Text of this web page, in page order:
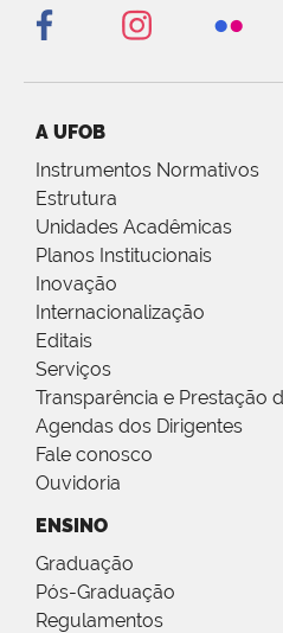
A UFOB
Instrumentos Normativos
Estrutura
Unidades Acadêmicas
Planos Institucionais
Inovação
Internacionalização
Editais
Serviços
Transparência e Prestação
Agendas dos Dirigentes
Fale conosco
Ouvidoria
ENSINO
Graduação
Pós-Graduação
Regulamentos